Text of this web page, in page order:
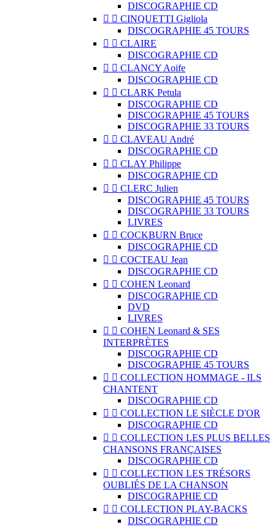
DISCOGRAPHIE CD
  CINQUETTI Gigliola
DISCOGRAPHIE 45 TOURS
  CLAIRE
DISCOGRAPHIE CD
  CLANCY Aoife
DISCOGRAPHIE CD
  CLARK Petula
DISCOGRAPHIE CD
DISCOGRAPHIE 45 TOURS
DISCOGRAPHIE 33 TOURS
  CLAVEAU André
DISCOGRAPHIE CD
  CLAY Philippe
DISCOGRAPHIE CD
  CLERC Julien
DISCOGRAPHIE 45 TOURS
DISCOGRAPHIE 33 TOURS
LIVRES
  COCKBURN Bruce
DISCOGRAPHIE CD
  COCTEAU Jean
DISCOGRAPHIE CD
  COHEN Leonard
DISCOGRAPHIE CD
DVD
LIVRES
  COHEN Leonard & SES
INTERPRÈTES
DISCOGRAPHIE CD
DISCOGRAPHIE 45 TOURS
  COLLECTION HOMMAGE - ILS
CHANTENT
DISCOGRAPHIE CD
  COLLECTION LE SIÈCLE D'OR
DISCOGRAPHIE CD
  COLLECTION LES PLUS BELLES
CHANSONS FRANÇAISES
DISCOGRAPHIE CD
  COLLECTION LES TRÉSORS
OUBLIÉS DE LA CHANSON
DISCOGRAPHIE CD
  COLLECTION PLAY-BACKS
DISCOGRAPHIE CD